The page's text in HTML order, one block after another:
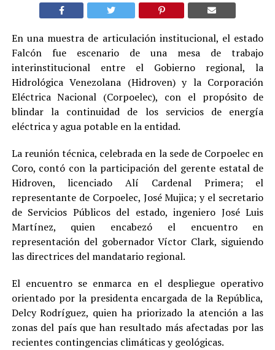
En una muestra de articulación institucional, el estado
Falcón fue escenario de una mesa de trabajo
interinstitucional entre el Gobierno regional, la
Hidrológica Venezolana (Hidroven) y la Corporación
Eléctrica Nacional (Corpoelec), con el propósito de
blindar la continuidad de los servicios de energía
eléctrica y agua potable en la entidad.
La reunión técnica, celebrada en la sede de Corpoelec en
Coro, contó con la participación del gerente estatal de
Hidroven, licenciado Alí Cardenal Primera; el
representante de Corpoelec, José Mujica; y el secretario
de Servicios Públicos del estado, ingeniero José Luis
Martínez, quien encabezó el encuentro en
representación del gobernador Víctor Clark, siguiendo
las directrices del mandatario regional.
El encuentro se enmarca en el despliegue operativo
orientado por la presidenta encargada de la República,
Delcy Rodríguez, quien ha priorizado la atención a las
zonas del país que han resultado más afectadas por las
recientes contingencias climáticas y geológicas.